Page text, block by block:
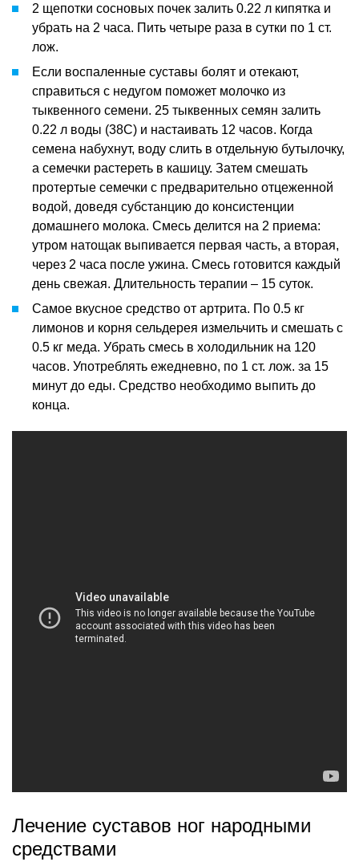
2 щепотки сосновых почек залить 0.22 л кипятка и
убрать на 2 часа. Пить четыре раза в сутки по 1 ст.
лож.
Если воспаленные суставы болят и отекают,
справиться с недугом поможет молочко из
тыквенного семени. 25 тыквенных семян залить
0.22 л воды (38С) и настаивать 12 часов. Когда
семена набухнут, воду слить в отдельную бутылочку,
а семечки растереть в кашицу. Затем смешать
протертые семечки с предварительно отцеженной
водой, доведя субстанцию до консистенции
домашнего молока. Смесь делится на 2 приема:
утром натощак выпивается первая часть, а вторая,
через 2 часа после ужина. Смесь готовится каждый
день свежая. Длительность терапии – 15 суток.
Самое вкусное средство от артрита. По 0.5 кг
лимонов и корня сельдерея измельчить и смешать с
0.5 кг меда. Убрать смесь в холодильник на 120
часов. Употреблять ежедневно, по 1 ст. лож. за 15
минут до еды. Средство необходимо выпить до
конца.
Лечение суставов ног народными
средствами